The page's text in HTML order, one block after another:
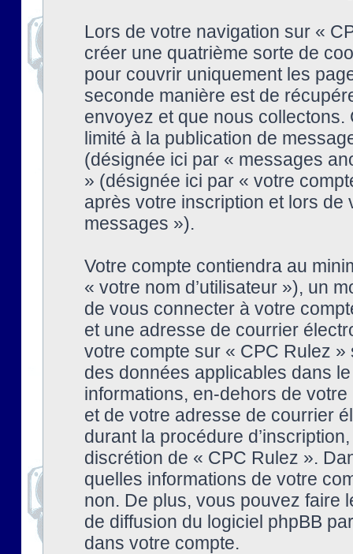
Lors de votre navigation sur «
créer une quatrième sorte de
pour couvrir uniquement les
seconde manière est de
envoyez et que nous collectons.
limité à la publication de
(désignée ici par « messages
» (désignée ici par « votre
après votre inscription et lors
messages »).
Votre compte contiendra au
« votre nom d’utilisateur »), un
de vous connecter à votre
et une adresse de courrier
votre compte sur « CPC Rulez
des données applicables dans
informations, en-dehors de
et de votre adresse de courrier
durant la procédure
discrétion de « CPC Rulez ».
quelles informations de votre
non. De plus, vous pouvez faire
de diffusion du logiciel phpBB
dans votre compte.